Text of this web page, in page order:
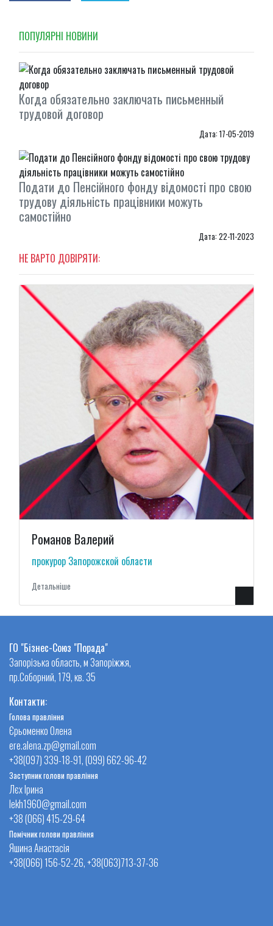
ПОПУЛЯРНI НОВИНИ
Когда обязательно заключать письменный
трудовой договор
Дата: 17-05-2019
Подати до Пенсійного фонду відомості про свою
трудову діяльність працівники можуть
самостійно
Дата: 22-11-2023
НЕ ВАРТО ДОВІРЯТИ:
Романов Валерий
прокурор Запорожской области
Детальнiше
ГО "Бізнес-Союз "Порада"
Запорізька область, м Запоріжжя,
пр.Соборний, 179, кв. 35
Контакти:
Голова правління
Єрьоменко Олена
ere.alena.zp@gmail.com
+38(097) 339-18-91, (099) 662-96-42
Заступник голови правління
Лєх Ірина
lekh1960@gmail.com
+38 (066) 415-29-64
Помічник голови правління
Яшина Анастасія
+38(066) 156-52-26, +38(063)713-37-36